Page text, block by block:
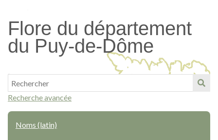
contenu
principal
Flore du département
du Puy-de-Dôme
Recherche avancée
Noms (latin)